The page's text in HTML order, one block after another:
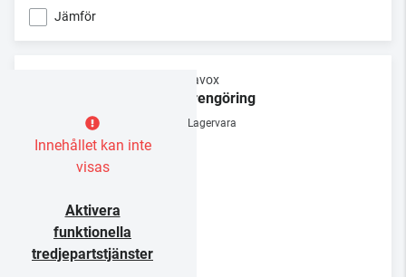
Jämför
Innehållet kan inte
visas
Aktivera
funktionella
tredjepartstjänster
Dynavox
Nålrengöring
Lagervara